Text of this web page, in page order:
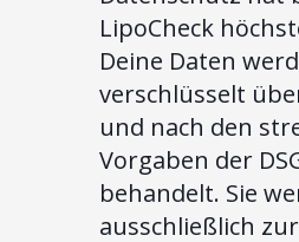
LipoCheck
Deine Daten
verschlüsselt
und nach den
Vorgaben der
behandelt. Sie
ausschließlich